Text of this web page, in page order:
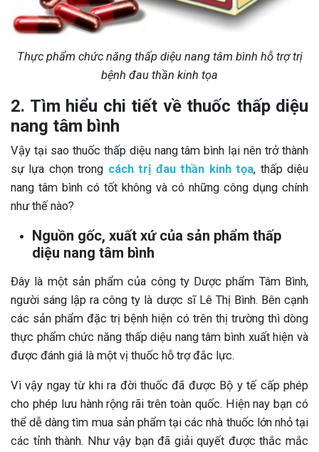
Thực phẩm chức năng thấp diệu nang tâm bình hỗ trợ trị
bệnh đau thần kinh tọa
2. Tìm hiểu chi tiết về thuốc thấp diệu
nang tâm bình
Vậy tại sao thuốc thấp diệu nang tâm bình lại nên trở thành
sự lựa chọn trong cách trị đau thần kinh tọa, thấp diệu
nang tâm bình có tốt không và có những công dụng chính
như thế nào?
Nguồn gốc, xuất xứ của sản phẩm thấp
diệu nang tâm bình
Đây là một sản phẩm của công ty Dược phẩm Tâm Bình,
người sáng lập ra công ty là dược sĩ Lê Thị Bình. Bên cạnh
các sản phẩm đặc trị bệnh hiện có trên thị trường thì dòng
thực phẩm chức năng thấp diệu nang tâm bình xuất hiện và
được đánh giá là một vị thuốc hỗ trợ đắc lực.
Vì vậy ngay từ khi ra đời thuốc đã được Bộ y tế cấp phép
cho phép lưu hành rộng rãi trên toàn quốc. Hiện nay bạn có
thể dễ dàng tìm mua sản phẩm tại các nhà thuốc lớn nhỏ tại
các tỉnh thành. Như vậy bạn đã giải quyết được thắc mắc